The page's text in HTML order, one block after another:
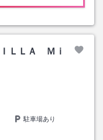
ＬＬＡ Ｍｉ
駐車場あり